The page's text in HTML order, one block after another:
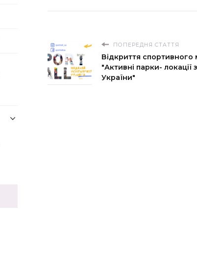
ПОПЕРЕДНЯ СТАТТЯ
Відкриття
"Активні парки- локації
України"